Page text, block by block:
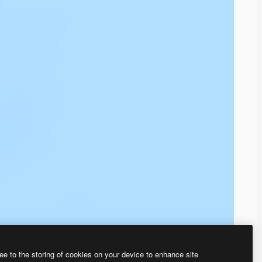
to the storing of cookies on your device to enhance site